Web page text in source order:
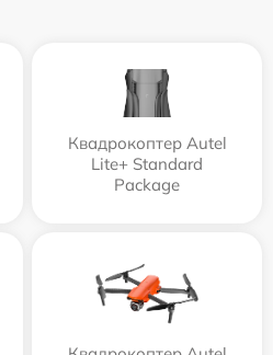
Квадрокоптер Autel
Lite+ Standard
Package